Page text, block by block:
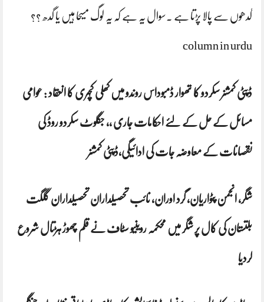
گدھوں سے پالا پڑتا ہے ۔سوال یہ ہے کہ یہ لوگ مسیحا ہیں یا گدھ ؟؟
column in urdu
ڈپٹی کمشنر سکردو کا تھوار ڈمبوداس روندو میں کھلی کچہری کا انعقاد : عوامی
مسائل کے حل کے لئے احکامات جاری ،، جگلوٹ سکردو روڈ کی
نقصانات کے معاوضہ جات کی ادائیگی،ڈپٹی کمشنر
شگر، انجمن پٹواریان، گرد اوران، نائب تحصیلداران تحصیلداران گلگت
بلتستان کی کال پر شگر میں محکمہ روینیو سٹاف نے قلم چھوڑ ہڑتال شروع
کردیا